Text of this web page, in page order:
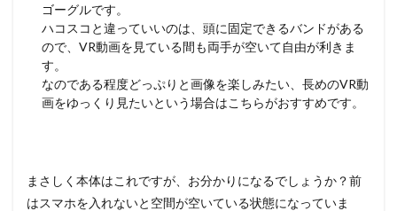
ゴーグルです。
ハコスコと違っていいのは、頭に固定できるバンドがある
ので、VR動画を見ている間も両手が空いて自由が利きま
す。
なのである程度どっぷりと画像を楽しみたい、長めのVR動
画をゆっくり見たいという場合はこちらがおすすめです。
まさしく本体はこれですが、お分かりになるでしょうか？前
はスマホを入れないと空間が空いている状態になっていま